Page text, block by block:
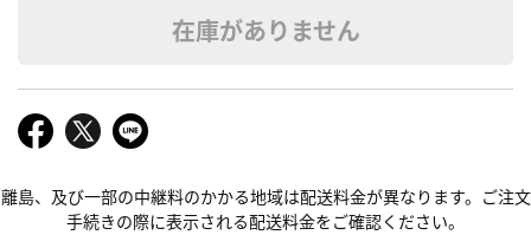
在庫がありません
離島、及び一部の中継料のかかる地域は配送料金が異なります。ご注文
手続きの際に表示される配送料金をご確認ください。